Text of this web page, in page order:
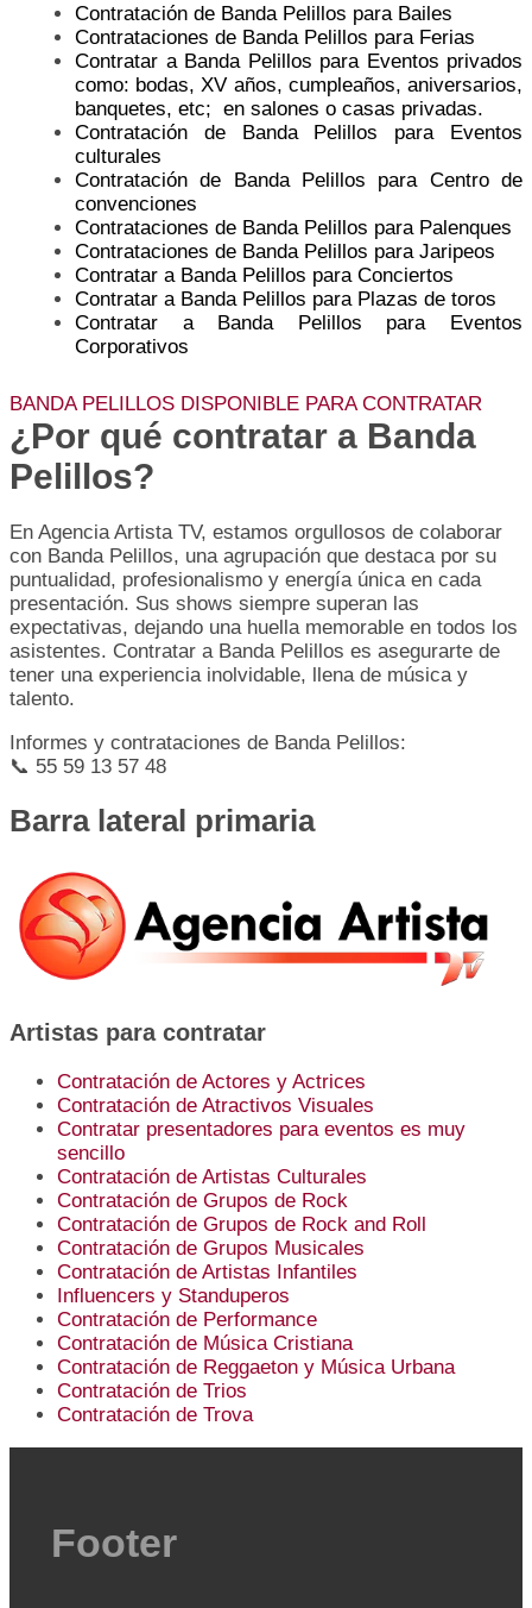
Contratación de Banda Pelillos para Bailes
Contrataciones de Banda Pelillos para Ferias
Contratar a Banda Pelillos para Eventos privados
como: bodas, XV años, cumpleaños, aniversarios,
banquetes, etc; en salones o casas privadas.
Contratación de Banda Pelillos para Eventos
culturales
Contratación de Banda Pelillos para Centro de
convenciones
Contrataciones de Banda Pelillos para Palenques
Contrataciones de Banda Pelillos para Jaripeos
Contratar a Banda Pelillos para Conciertos
Contratar a Banda Pelillos para Plazas de toros
Contratar a Banda Pelillos para Eventos
Corporativos
BANDA PELILLOS DISPONIBLE PARA CONTRATAR
¿Por qué contratar a Banda
Pelillos?
En Agencia Artista TV, estamos orgullosos de colaborar
con Banda Pelillos, una agrupación que destaca por su
puntualidad, profesionalismo y energía única en cada
presentación. Sus shows siempre superan las
expectativas, dejando una huella memorable en todos los
asistentes. Contratar a Banda Pelillos es asegurarte de
tener una experiencia inolvidable, llena de música y
talento.
Informes y contrataciones de Banda Pelillos:
📞 55 59 13 57 48
Barra lateral primaria
Artistas para contratar
Contratación de Actores y Actrices
Contratación de Atractivos Visuales
Contratar presentadores para eventos es muy
sencillo
Contratación de Artistas Culturales
Contratación de Grupos de Rock
Contratación de Grupos de Rock and Roll
Contratación de Grupos Musicales
Contratación de Artistas Infantiles
Influencers y Standuperos
Contratación de Performance
Contratación de Música Cristiana
Contratación de Reggaeton y Música Urbana
Contratación de Trios
Contratación de Trova
Footer